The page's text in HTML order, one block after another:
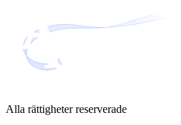
Alla rättigheter reserverade